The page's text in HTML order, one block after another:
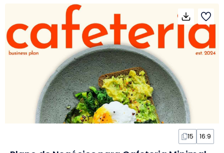
15 16:9